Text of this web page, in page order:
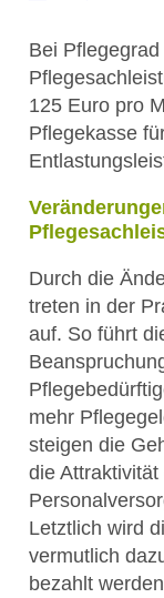
Bei
125 Euro pro
Pflegekasse
Durch die
treten in der
auf. So führt
mehr
steigen die
die
Letztlich wird
vermutlich
bezahlt